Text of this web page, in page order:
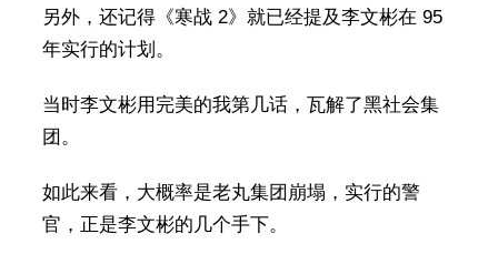
另外，还记得《寒战 2》就已经提及李文彬在 95
年实行的计划。
当时李文彬用完美的我第几话，瓦解了黑社会集
团。
如此来看，大概率是老丸集团崩塌，实行的警
官，正是李文彬的几个手下。